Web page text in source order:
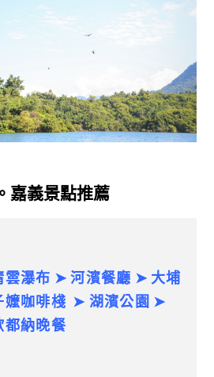
嘉義景點推薦
雲瀑布 ➤ 河濱餐廳 ➤ 大埔
嬤咖啡棧 ➤ 湖濱公園 ➤
都納晚餐